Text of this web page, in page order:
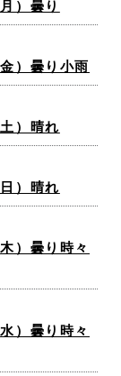
）曇り
）曇り小雨
）晴れ
）晴れ
）曇り時々
）曇り時々